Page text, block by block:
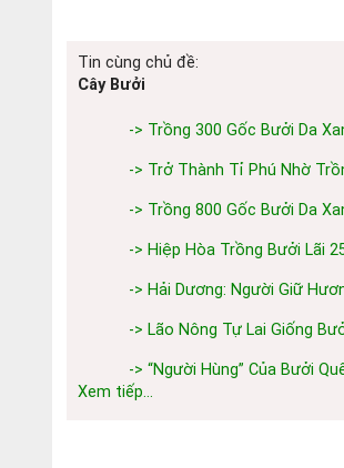
Tin cùng chủ đề:
Cây Bưởi
-> Trồng 300 Gốc Bưởi Da
-> Trở Thành Tỉ Phú Nhờ
-> Trồng 800 Gốc Bưởi Da
-> Hiệp Hòa Trồng Bưởi Lãi
-> Hải Dương: Người Giữ
-> Lão Nông Tự Lai Giống
-> “Người Hùng” Của Bưởi
Xem tiếp...